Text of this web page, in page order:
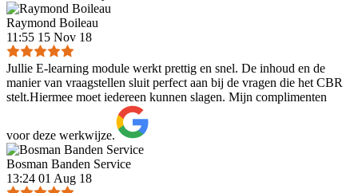
Raymond Boileau
11:55 15 Nov 18
Jullie E-learning module werkt prettig en snel. De inhoud en de
manier van vraagstellen sluit perfect aan bij de vragen die het CBR
stelt.Hiermee moet iedereen kunnen slagen. Mijn complimenten
voor deze werkwijze.
Bosman Banden Service
13:24 01 Aug 18